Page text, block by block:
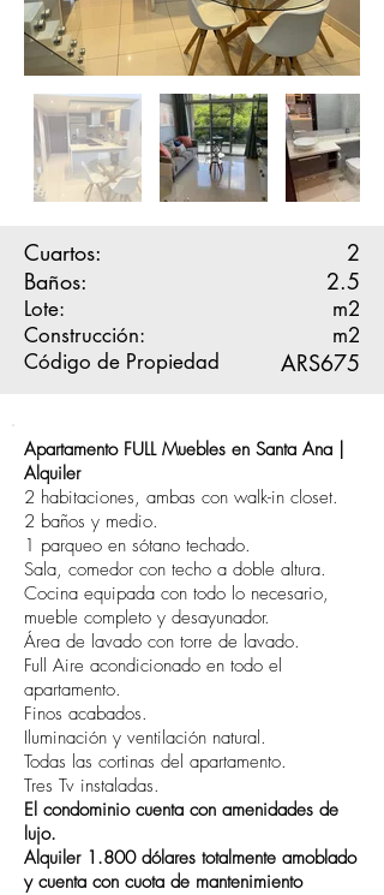
Cuartos:
Baños:
Lote:
Construcción:
Código de Propiedad
2
2.5
m2
m2
ARS675
Apartamento FULL Muebles en Santa Ana |
Alquiler
2 habitaciones, ambas con walk-in closet.
2 baños y medio.
1 parqueo en sótano techado.
Sala, comedor con techo a doble altura.
Cocina equipada con todo lo necesario,
mueble completo y desayunador.
Área de lavado con torre de lavado.
Full Aire acondicionado en todo el
apartamento.
Finos acabados.
Iluminación y ventilación natural.
Todas las cortinas del apartamento.
Tres Tv instaladas.
El condominio cuenta con amenidades de
lujo.
Alquiler 1.800 dólares totalmente amoblado
y cuenta con cuota de mantenimiento